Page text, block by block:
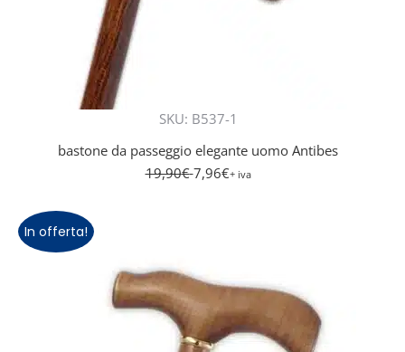
SKU: B537-1
bastone da passeggio elegante uomo Antibes
19,90€ 7,96€+ iva
In offerta!